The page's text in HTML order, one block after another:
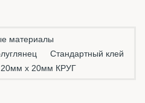
материалы
Стандартный клей
х 20мм КРУГ